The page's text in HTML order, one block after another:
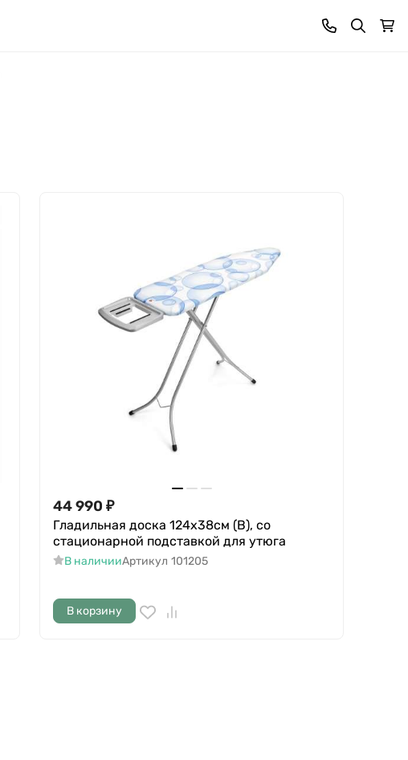
44 990 ₽
Гладильная доска 124х38см (В), со
стационарной подставкой для утюга
В наличииАртикул 101205
В корзину